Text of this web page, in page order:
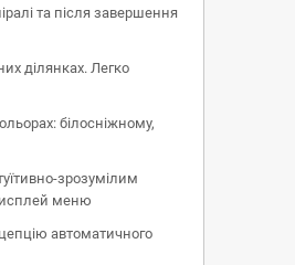
та після завершення
ділянках. Легко
білосніжному,
зрозумілим
меню
автоматичного